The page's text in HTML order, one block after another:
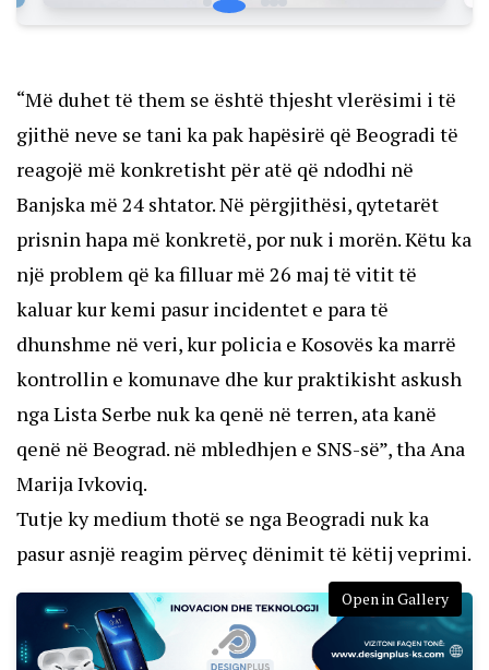
“Më duhet të them se është thjesht vlerësimi i të
gjithë neve se tani ka pak hapësirë ​​që Beogradi të
reagojë më konkretisht për atë që ndodhi në
Banjska më 24 shtator. Në përgjithësi, qytetarët
prisnin hapa më konkretë, por nuk i morën. Këtu ka
një problem që ka filluar më 26 maj të vitit të
kaluar kur kemi pasur incidentet e para të
dhunshme në veri, kur policia e Kosovës ka marrë
kontrollin e komunave dhe kur praktikisht askush
nga Lista Serbe nuk ka qenë në terren, ata kanë
qenë në Beograd. në mbledhjen e SNS-së”, tha Ana
Marija Ivkoviq.
Tutje ky medium thotë se nga Beogradi nuk ka
pasur asnjë reagim përveç dënimit të këtij veprimi.
Open in Gallery